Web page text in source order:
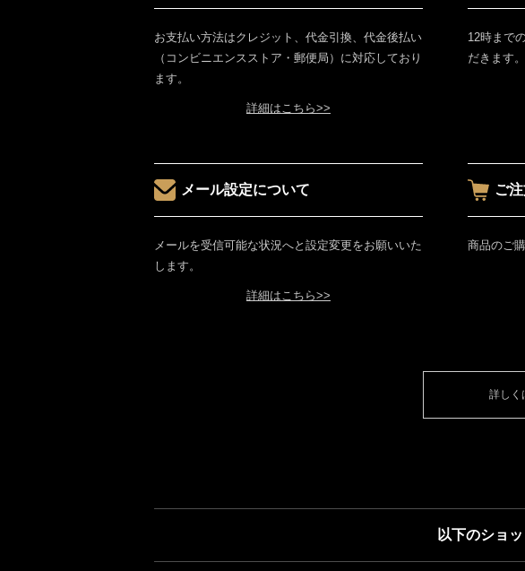
お支払い方法はクレジット、代金引換、代金後払い
（コンビニエンスストア・郵便局）に対応しており
ます。
詳細はこちら>>
12時まで
だきます。
メール設定について
メールを受信可能な状況へと設定変更をお願いいた
します。
詳細はこちら>>
ご
商品のご
詳しく
以下のショ